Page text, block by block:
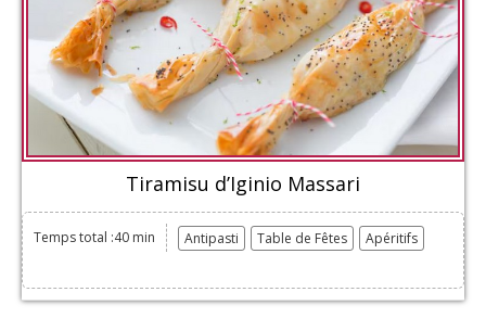
Tiramisu d’Iginio Massari
Temps total :40 min Antipasti Table de Fêtes Apéritifs